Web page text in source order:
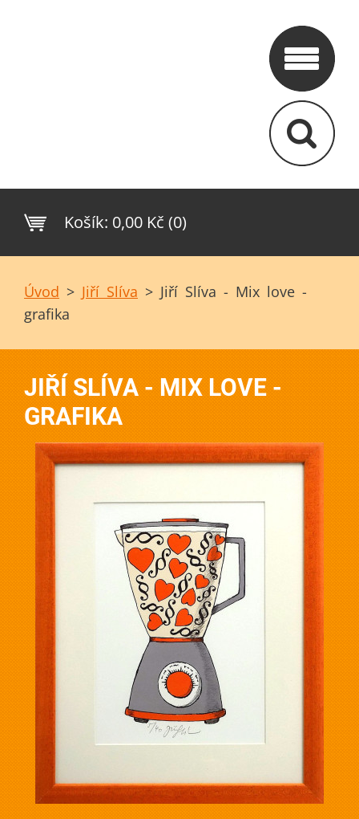
Košík: 0,00 Kč (0)
Úvod > Jiří Slíva > Jiří Slíva - Mix love -
grafika
JIŘÍ SLÍVA - MIX LOVE -
GRAFIKA